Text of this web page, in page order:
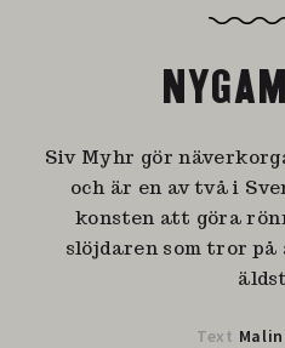
Siv Myhr gör
och är en av två i
konsten att göra
slöjdaren som tror
Text